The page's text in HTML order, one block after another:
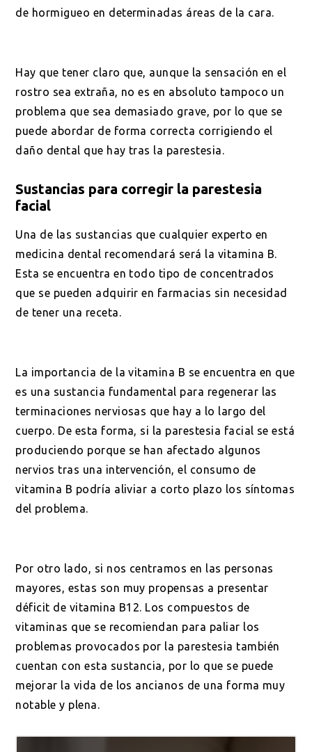
de hormigueo en determinadas áreas de la cara.
Hay que tener claro que, aunque la sensación en el
rostro sea extraña, no es en absoluto tampoco un
problema que sea demasiado grave, por lo que se
puede abordar de forma correcta corrigiendo el
daño dental que hay tras la parestesia.
Sustancias para corregir la parestesia
facial
Una de las sustancias que cualquier experto en
medicina dental recomendará será la vitamina B.
Esta se encuentra en todo tipo de concentrados
que se pueden adquirir en farmacias sin necesidad
de tener una receta.
La importancia de la vitamina B se encuentra en que
es una sustancia fundamental para regenerar las
terminaciones nerviosas que hay a lo largo del
cuerpo. De esta forma, si la parestesia facial se está
produciendo porque se han afectado algunos
nervios tras una intervención, el consumo de
vitamina B podría aliviar a corto plazo los síntomas
del problema.
Por otro lado, si nos centramos en las personas
mayores, estas son muy propensas a presentar
déficit de vitamina B12. Los compuestos de
vitaminas que se recomiendan para paliar los
problemas provocados por la parestesia también
cuentan con esta sustancia, por lo que se puede
mejorar la vida de los ancianos de una forma muy
notable y plena.